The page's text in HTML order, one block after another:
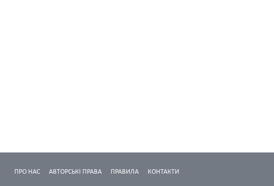
КОНТАКТИ
ПРАВИЛА
АВТОРСЬКІ ПРАВА
ПРО НАС